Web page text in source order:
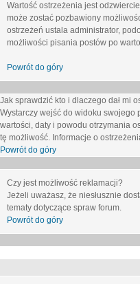
Wartość ostrzeżenia jest
może zostać pozbawiony
ostrzeżeń ustala administrator,
możliwości pisania postów po
Powrót do góry
Jak sprawdzić kto i dlaczego dał mi
Wystarczy wejść do widoku swojego
wartości, daty i powodu otrzymania
tę możliwość. Informacje o
Powrót do góry
Czy jest możliwość reklamacji?
Jeżeli uważasz, że niesłusznie
tematy dotyczące spraw forum.
Powrót do góry